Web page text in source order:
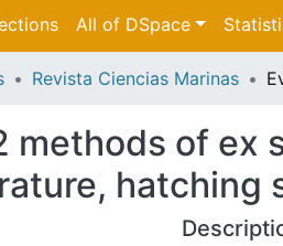
All of DSpace
Revista Ciencias Marinas
methods of
hatching